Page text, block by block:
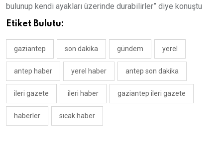
bulunup kendi ayakları üzerinde durabilirler” diye konuştu
Etiket Bulutu:
gaziantep son dakika gündem yerel
antep haber yerel haber antep son dakika
ileri gazete ileri haber gaziantep ileri gazete
haberler sıcak haber